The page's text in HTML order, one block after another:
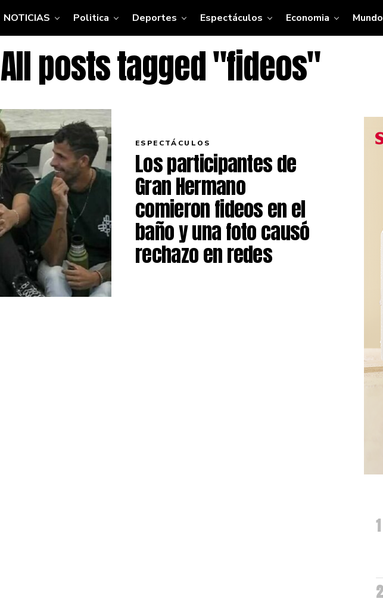
NOTICIAS Politica Deportes Espectáculos Economia Mundo
All posts tagged "fideos"
ESPECTÁCULOS
Los participantes de
Gran Hermano
comieron fideos en el
baño y una foto causó
rechazo en redes